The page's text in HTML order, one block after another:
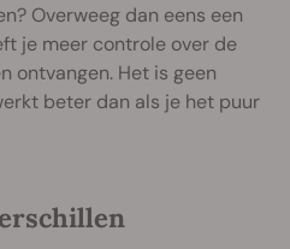
Overweeg dan eens een
je meer controle over de
ontvangen. Het is geen
beter dan als je het puur